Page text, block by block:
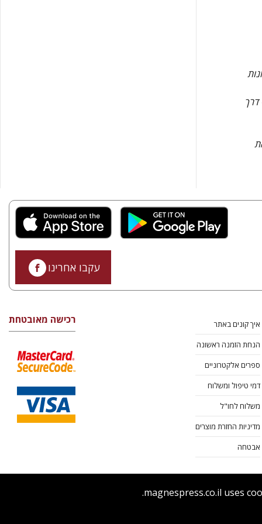
דרך
עקבו אחרינו
איך קונים באתר
הנחת הזמנה ראשונה
ספרים אלקטרוניים
דמי טיפול ומשלוח
משלוח לחו"ל
מדיניות החזרת מוצרים
אבטחה
רכישה מאובטחת
magnespress.co.il uses